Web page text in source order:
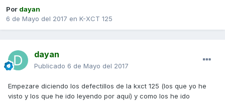
Por dayan
6 de Mayo del 2017 en K-XCT 125
dayan
Publicado 6 de Mayo del 2017
Empezare diciendo los defectillos de la kxct 125 (los que yo he
visto y los que he ido leyendo por aquí) y como los he ido